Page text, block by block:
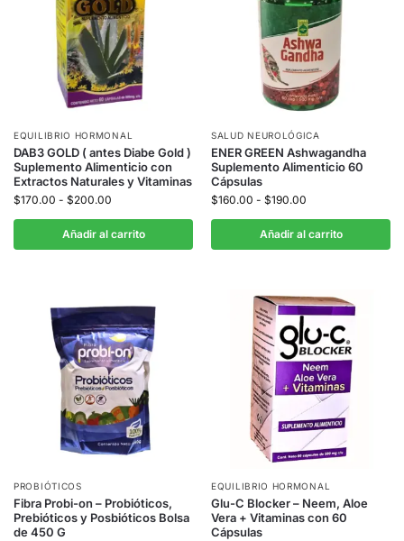
EQUILIBRIO HORMONAL
DAB3 GOLD ( antes Diabe Gold )
Suplemento Alimenticio con
Extractos Naturales y Vitaminas
$170.00 - $200.00
Añadir al carrito
SALUD NEUROLÓGICA
ENER GREEN Ashwagandha
Suplemento Alimenticio 60
Cápsulas
$160.00 - $190.00
Añadir al carrito
PROBIÓTICOS
Fibra Probi-on – Probióticos,
Prebióticos y Posbióticos Bolsa
de 450 G
EQUILIBRIO HORMONAL
Glu-C Blocker – Neem, Aloe
Vera + Vitaminas con 60
Cápsulas